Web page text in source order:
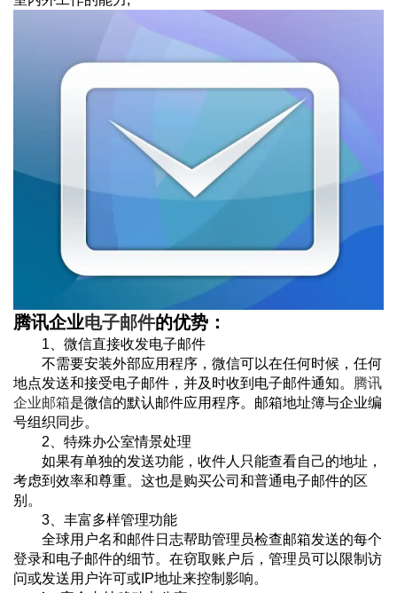
腾讯企业电子邮件的优势：
1、微信直接收发电子邮件
不需要安装外部应用程序，微信可以在任何时候，任何
地点发送和接受电子邮件，并及时收到电子邮件通知。
腾讯
企业邮箱是微信的默认邮件应用程序。邮箱地址簿与企业编
号组织同步。
2、特殊办公室情景处理
如果有单独的发送功能，收件人只能查看自己的地址，
考虑到效率和尊重。这也是购买公司和普通电子邮件的区
别。
3、丰富多样管理功能
全球用户名和邮件日志帮助管理员检查邮箱发送的每个
登录和电子邮件的细节。在窃取账户后，管理员可以限制访
问或发送用户许可或IP地址来控制影响。